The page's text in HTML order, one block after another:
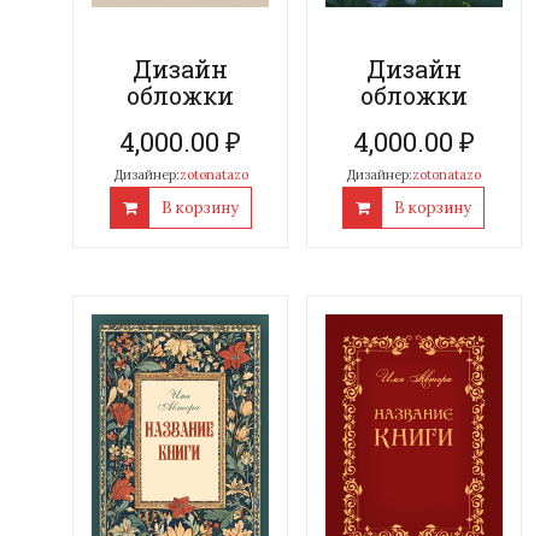
Дизайн
обложки
4,000.00₽
Дизайнер:zotonatazo
В корзину
Дизайн
обложки
4,000.00 ₽
Дизайнер:zotonatazo
В корзину